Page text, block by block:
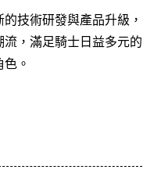
技術研發與產品升級，
，滿足騎士日益多元的
。